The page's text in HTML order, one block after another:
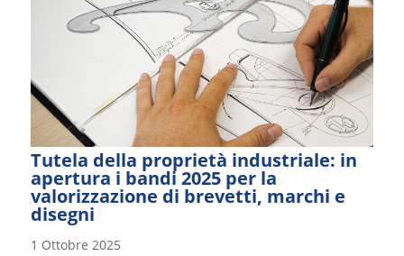
Tutela della proprietà industriale: in
apertura i bandi 2025 per la
valorizzazione di brevetti, marchi e
disegni
1 Ottobre 2025